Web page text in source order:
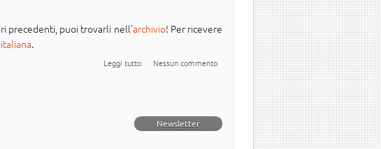
precedenti, puoi trovarli nell'archivio! Per ricevere
.
Leggi tutto su Newsletter Italiana #Ubuntu - 2025.013
Nessun commento
Newsletter